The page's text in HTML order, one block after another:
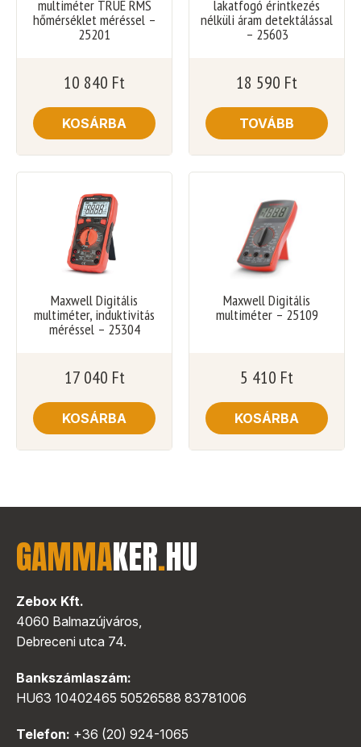
multiméter TRUE RMS
hőmérséklet méréssel –
25201
10 840 Ft
KOSÁRBA
lakatfogó érintkezés
nélküli áram detektálással
– 25603
18 590 Ft
TOVÁBB
Maxwell Digitális
multiméter, induktivitás
méréssel – 25304
17 040 Ft
KOSÁRBA
Maxwell Digitális
multiméter – 25109
5 410 Ft
KOSÁRBA
GAMMAKER.HU
Zebox Kft.
4060 Balmazújváros,
Debreceni utca 74.
Bankszámlaszám:
HU63 10402465 50526588 83781006
Telefon: +36 (20) 924-1065